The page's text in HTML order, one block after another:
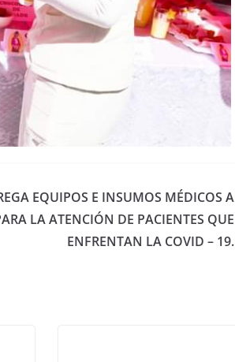
EQUIPOS E INSUMOS MÉDICOS A
LA ATENCIÓN DE PACIENTES QUE
ENFRENTAN LA COVID – 19.